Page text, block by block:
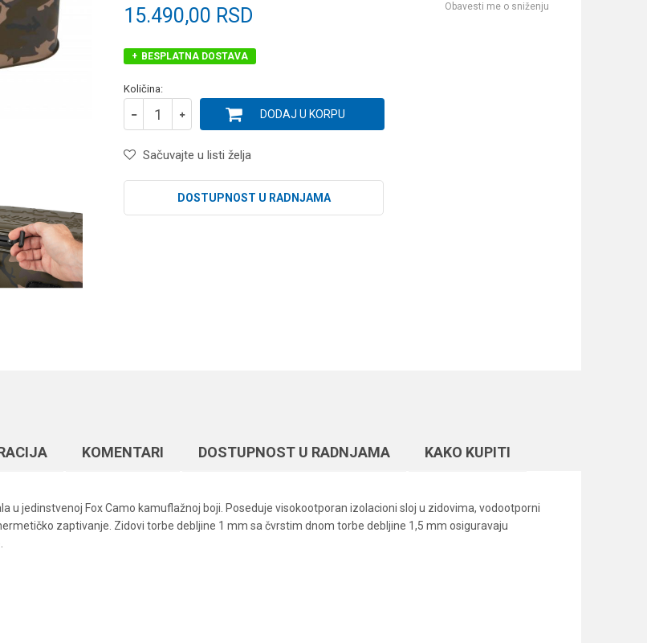
15.490,00 RSD Obavesti me o sniženju
BESPLATNA DOSTAVA
Količina:
DODAJ U KORPU
Sačuvajte u listi želja
DOSTUPNOST U RADNJAMA
KOMENTARI DOSTUPNOST U RADNJAMA KAKO KUPITI
u jedinstvenoj Fox Camo kamuflažnoj boji. Poseduje visokootporan izolacioni sloj u zidovima, vodootporni
zaptivanje. Zidovi torbe debljine 1 mm sa čvrstim dnom torbe debljine 1,5 mm osiguravaju